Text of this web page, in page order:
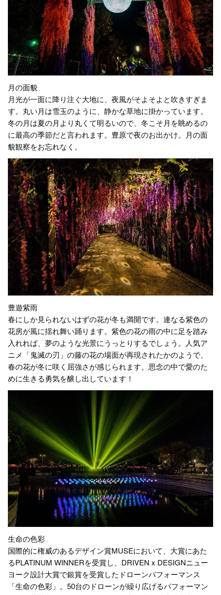
月の面貌
月光が一面に降り注ぐ大地に、夜風がそよそよと吹きすぎま
す。丸い月は雪玉のように、静かな草地に掛かっています。
冬の月は夏の月より丸くて明るいので、冬こそ月を眺めるの
に最高の季節だと言われます。豊原で夜のお出かけ。月の面
貌観察をお忘れなく。
豊遊紫雨
春にしか見られないはずの花が冬も満開です。連なる紫色の
花房が風に揺れ舞い踊ります。紫色の花の雨の中に足を踏み
入れれば、夢のような光景にうっとりするでしょう。人気ア
ニメ「鬼滅の刃」の藤の花の場面が再現されたかのようで、
春の花が冬に咲く屈強さが感じられます。思念の中で愛のた
めに生きる勇気を醸し出しています！
生命の色彩
国際的に権威のあるデザイン賞MUSEにおいて、大賞にあた
るPLATINUM WINNERを受賞し、DRIVEN x DESIGNニュー
ヨーク設計大賞で銀賞を受賞したドローンパフォーマンス
「生命の色彩」。50台のドローンが繰り広げるパフォーマン